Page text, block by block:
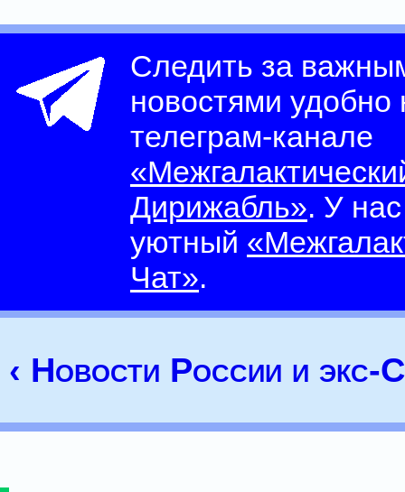
Следить за
новостями
телеграм-канале
Дирижабль». У
уютный
Чат».
‹ Новости России и